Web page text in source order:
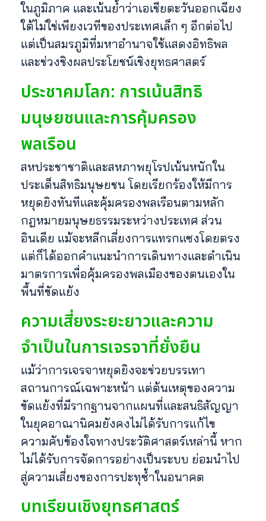
ในภูมิภาค และเน้นย้ำว่าเอเชียตะวันออกเฉียง
ใต้ไม่ใช่เพียงเวทีของประเทศเล็ก ๆ อีกต่อไป
แต่เป็นสมรภูมิที่มหาอำนาจใช้แสดงอิทธิพล
และช่วงชิงผลประโยชน์เชิงยุทธศาสตร์
ประชาคมโลก: การเน้นสิทธิ
มนุษยชนและการคุ้มครอง
พลเรือน
สหประชาชาติและสหภาพยุโรปเน้นหนักใน
ประเด็นสิทธิมนุษยชน โดยเรียกร้องให้มีการ
หยุดยิงทันทีและคุ้มครองพลเรือนตามหลัก
กฎหมายมนุษยธรรมระหว่างประเทศ ส่วน
อินเดีย แม้จะหลีกเลี่ยงการแทรกแซงโดยตรง
แต่ก็ได้ออกคำแนะนำการเดินทางและดำเนิน
มาตรการเพื่อคุ้มครองพลเมืองของตนเองใน
พื้นที่ขัดแย้ง
ความเสี่ยงระยะยาวและความ
จำเป็นในการเจรจาที่ยั่งยืน
แม้ว่าการเจรจาหยุดยิงจะช่วยบรรเทา
สถานการณ์เฉพาะหน้า แต่ต้นเหตุของความ
ขัดแย้งที่มีรากฐานจากแผนที่และสนธิสัญญา
ในยุคอาณานิคมยังคงไม่ได้รับการแก้ไข
ความคับข้องใจทางประวัติศาสตร์เหล่านี้ หาก
ไม่ได้รับการจัดการอย่างเป็นระบบ ย่อมนำไป
สู่ความเสี่ยงของการปะทุซ้ำในอนาคต
บทเรียนเชิงยุทธศาสตร์